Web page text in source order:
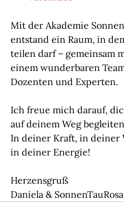
Mit der Akademie
entstand ein Raum, in
teilen darf – gemeinsam
einem wunderbaren
Dozenten und Experten.
Ich freue mich darauf,
auf deinem Weg
In deiner Kraft, in deiner
in deiner Energie!
Herzensgruß
Daniela &